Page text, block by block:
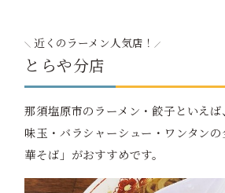
近くのラーメン人気店！
とらや分店
那須塩原市のラーメン・餃子といえば
味玉・バラシャーシュー・ワンタン
華そば」がおすすめです。